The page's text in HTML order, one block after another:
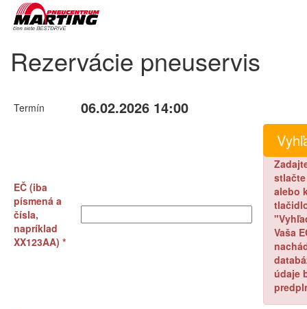
Rezervácie pneuservis
Termín 06.02.2026 14:00
EČ (iba
písmená a
čísla,
napríklad
XX123AA) *
stlačte
alebo
Vaša
údaje